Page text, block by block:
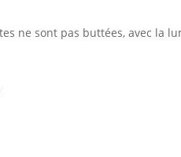
ne sont pas buttées, avec la